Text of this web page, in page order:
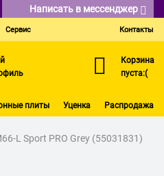
Написать в мессенджер
Сервис Контакты
Корзина
пуста:(
плиты Уценка Распродажа
L Sport PRO Grey (55031831)